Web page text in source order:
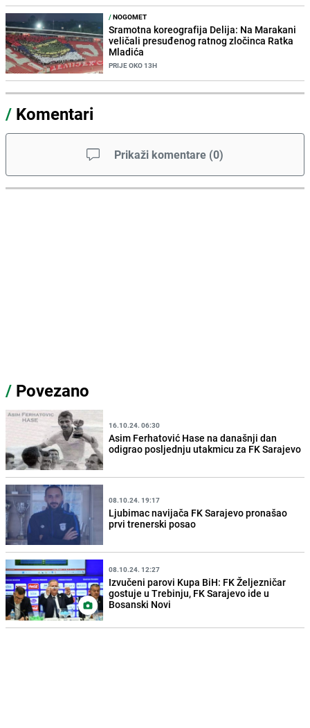
/NOGOMET
Sramotna koreografija Delija: Na Marakani
veličali presuđenog ratnog zločinca Ratka
Mladića
PRIJE OKO 13H
/ Komentari
Prikaži komentare (0)
/ Povezano
16.10.24. 06:30
Asim Ferhatović Hase na današnji dan
odigrao posljednju utakmicu za FK Sarajevo
08.10.24. 19:17
Ljubimac navijača FK Sarajevo pronašao
prvi trenerski posao
08.10.24. 12:27
Izvučeni parovi Kupa BiH: FK Željezničar
gostuje u Trebinju, FK Sarajevo ide u
Bosanski Novi